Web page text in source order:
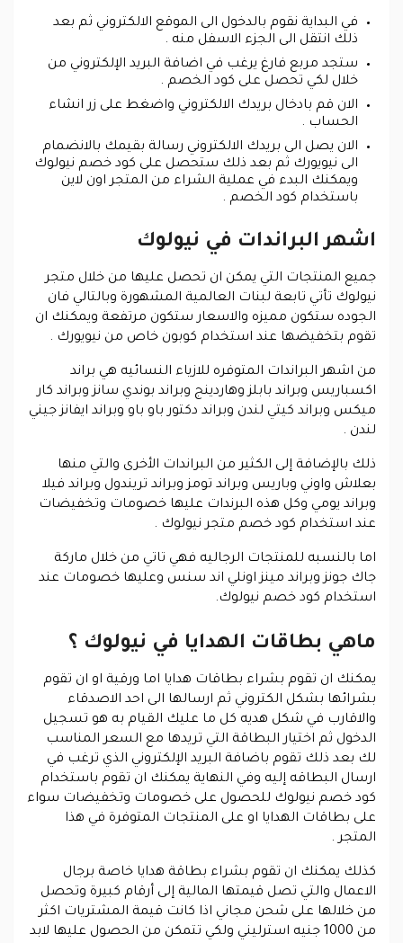
في البداية نقوم بالدخول الى الموقع الالكتروني ثم بعد
ذلك انتقل الى الجزء الاسفل منه .
ستجد مربع فارغ يرغب في اضافة البريد الإلكتروني من
خلال لكي تحصل على كود الخصم .
الان قم بادخال بريدك الالكتروني واضغط على زر انشاء
الحساب .
الان يصل الى بريدك الالكتروني رسالة بقيمك بالانضمام
الى نيويورك ثم بعد ذلك ستحصل على كود خصم نيولوك
ويمكنك البدء في عملية الشراء من المتجر اون لاين
باستخدام كود الخصم .
اشهر البراندات في نيولوك
جميع المنتجات التي يمكن ان تحصل عليها من خلال متجر
نيولوك تأتي تابعة لبنات العالمية المشهورة وبالتالي فان
الجوده ستكون مميزه والاسعار ستكون مرتفعة ويمكنك ان
تقوم بتخفيضها عند استخدام كوبون خاص من نيويورك .
من اشهر البراندات المتوفره للازياء النسائيه هي براند
اكسباريس وبراند بابلز وهاردينج وبراند بوندي سانز وبراند كار
ميكس وبراند كيتي لندن وبراند دكتور باو باو وبراند ايفانز جيني
لندن .
ذلك بالإضافة إلى الكثير من البراندات الأخرى والتي منها
بعلاش واوني وباريس وبراند تومز وبراند تريندول وبراند فيلا
وبراند يومي وكل هذه البرندات عليها خصومات وتخفيضات
عند استخدام كود خصم متجر نيولوك .
اما بالنسبه للمنتجات الرجاليه فهي تاتي من خلال ماركة
جاك جونز وبراند مينز اونلي اند سنس وعليها خصومات عند
استخدام كود خصم نيولوك.
ماهي بطاقات الهدايا في نيولوك ؟
يمكنك ان تقوم بشراء بطاقات هدايا اما ورقية او ان تقوم
بشرائها بشكل الكتروني ثم ارسالها الى احد الاصدقاء
والاقارب في شكل هديه كل ما عليك القيام به هو تسجيل
الدخول ثم اختيار البطاقة التي تريدها مع السعر المناسب
لك بعد ذلك تقوم باضافة البريد الإلكتروني الذي ترغب في
ارسال البطاقه إليه وفي النهاية يمكنك ان تقوم باستخدام
كود خصم نيولوك للحصول على خصومات وتخفيضات سواء
على بطاقات الهدايا او على المنتجات المتوفرة في هذا
المتجر .
كذلك يمكنك ان تقوم بشراء بطاقة هدايا خاصة برجال
الاعمال والتي تصل قيمتها المالية إلى أرقام كبيرة وتحصل
من خلالها على شحن مجاني اذا كانت قيمة المشتريات اكثر
من 1000 جنيه استرليني ولكي تتمكن من الحصول عليها لابد